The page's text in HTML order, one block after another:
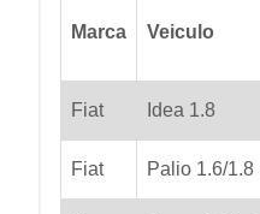
Marca Veiculo
Fiat Idea 1.8
Fiat Palio 1.6/1.8